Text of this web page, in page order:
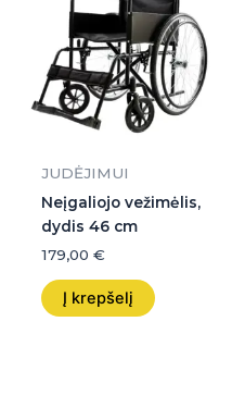
JUDĖJIMUI
Neįgaliojo vežimėlis,
dydis 46 cm
179,00 €
Į krepšelį